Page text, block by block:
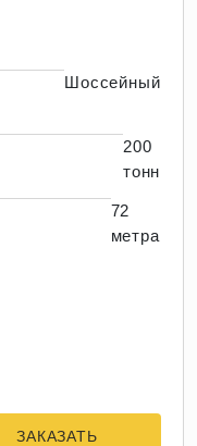
Шоссейный
200
тонн
72
метра
ЗАКАЗАТЬ